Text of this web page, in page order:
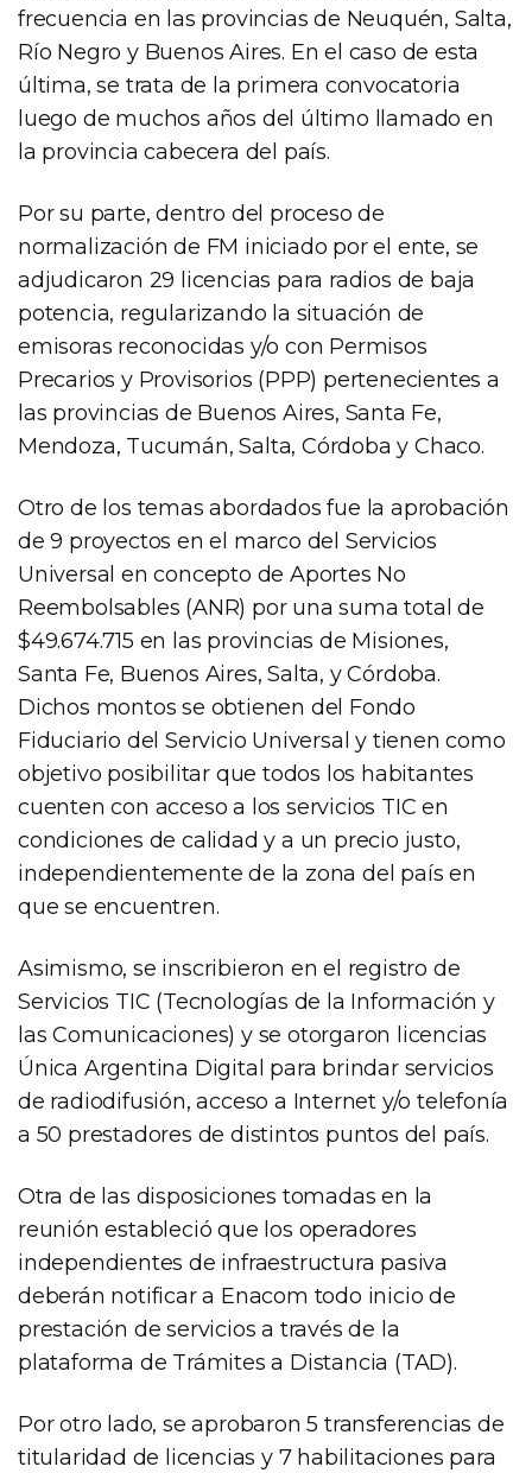
frecuencia en las provincias de Neuquén, Salta,
Río Negro y Buenos Aires. En el caso de esta
última, se trata de la primera convocatoria
luego de muchos años del último llamado en
la provincia cabecera del país.
Por su parte, dentro del proceso de
normalización de FM iniciado por el ente, se
adjudicaron 29 licencias para radios de baja
potencia, regularizando la situación de
emisoras reconocidas y/o con Permisos
Precarios y Provisorios (PPP) pertenecientes a
las provincias de Buenos Aires, Santa Fe,
Mendoza, Tucumán, Salta, Córdoba y Chaco.
Otro de los temas abordados fue la aprobación
de 9 proyectos en el marco del Servicios
Universal en concepto de Aportes No
Reembolsables (ANR) por una suma total de
$49.674.715 en las provincias de Misiones,
Santa Fe, Buenos Aires, Salta, y Córdoba.
Dichos montos se obtienen del Fondo
Fiduciario del Servicio Universal y tienen como
objetivo posibilitar que todos los habitantes
cuenten con acceso a los servicios TIC en
condiciones de calidad y a un precio justo,
independientemente de la zona del país en
que se encuentren.
Asimismo, se inscribieron en el registro de
Servicios TIC (Tecnologías de la Información y
las Comunicaciones) y se otorgaron licencias
Única Argentina Digital para brindar servicios
de radiodifusión, acceso a Internet y/o telefonía
a 50 prestadores de distintos puntos del país.
Otra de las disposiciones tomadas en la
reunión estableció que los operadores
independientes de infraestructura pasiva
deberán notificar a Enacom todo inicio de
prestación de servicios a través de la
plataforma de Trámites a Distancia (TAD).
Por otro lado, se aprobaron 5 transferencias de
titularidad de licencias y 7 habilitaciones para